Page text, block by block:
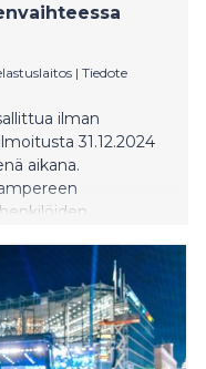
| Tiedote
ilman
31.12.2024
aikana.
(ks. kartta